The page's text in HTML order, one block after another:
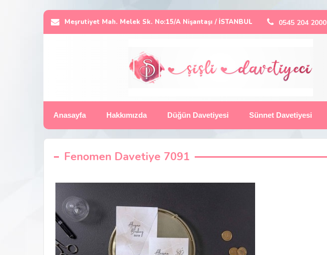
Meşrutiyet Mah. Melek Sk. No:15/A Nişantaşı / İSTANBUL 0545 204 2000
Anasayfa Hakkımızda Düğün Davetiyesi Sünnet Davetiyesi
Fenomen Davetiye 7091